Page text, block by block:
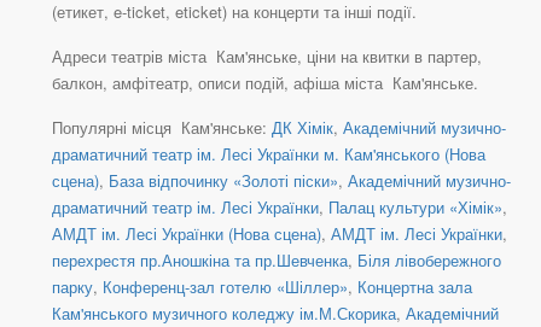
(етикет, e-ticket, eticket) на концерти та інші події.
Адреси театрів міста Кам'янське, ціни на квитки в партер,
балкон, амфітеатр, описи подій, афіша міста Кам'янське.
Популярні місця Кам'янське: ДК Хімік, Академічний музично-
драматичний театр ім. Лесі Українки м. Кам'янського (Нова
сцена), База відпочинку «Золоті піски», Академічний музично-
драматичний театр ім. Лесі Українки, Палац культури «Хімік»,
АМДТ ім. Лесі Українки (Нова сцена), АМДТ ім. Лесі Українки,
перехрестя пр.Аношкіна та пр.Шевченка, Біля лівобережного
парку, Конференц-зал готелю «Шіллер», Концертна зала
Кам'янського музичного коледжу ім.М.Скорика, Академічний